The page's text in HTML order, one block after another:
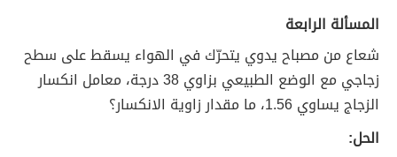
المسألة الرابعة
شعاع من مصباح يدوي يتحرّك في الهواء يسقط على سطح
زجاجي مع الوضع الطبيعي بزاوي 38 درجة، معامل انكسار
الزجاج يساوي 1.56، ما مقدار زاوية الانكسار؟
الحل: